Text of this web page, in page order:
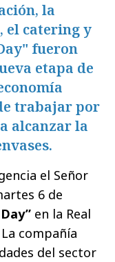
la
el catering y
fueron
etapa de
trabajar por
alcanzar la
el Señor
6 de
en la Real
compañía
del sector